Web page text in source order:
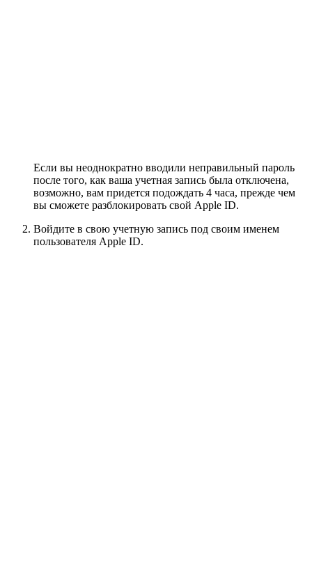
Если вы неоднократно вводили неправильный пароль
после того, как ваша учетная запись была отключена,
возможно, вам придется подождать 4 часа, прежде чем
вы сможете разблокировать свой Apple ID.
Войдите в свою учетную запись под своим именем
пользователя Apple ID.